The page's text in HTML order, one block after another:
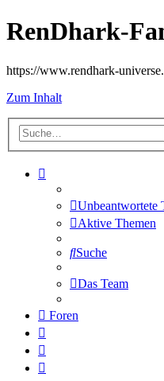
RenDhark-
https://www.rendhark-
Zum Inhalt
Unbeantwortete
Aktive Themen
Suche
Das Team
Foren